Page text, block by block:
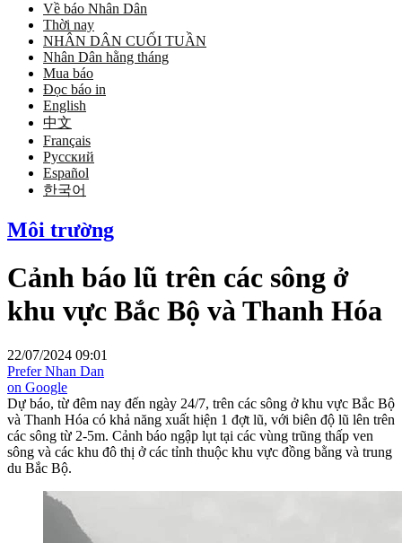
Về báo Nhân Dân
Thời nay
NHÂN DÂN CUỐI TUẦN
Nhân Dân hằng tháng
Mua báo
Đọc báo in
English
中文
Français
Русский
Español
한국어
Môi trường
Cảnh báo lũ trên các sông ở
khu vực Bắc Bộ và Thanh Hóa
22/07/2024 09:01
Prefer Nhan Dan
on Google
Dự báo, từ đêm nay đến ngày 24/7, trên các sông ở khu vực Bắc Bộ
và Thanh Hóa có khả năng xuất hiện 1 đợt lũ, với biên độ lũ lên trên
các sông từ 2-5m. Cảnh báo ngập lụt tại các vùng trũng thấp ven
sông và các khu đô thị ở các tỉnh thuộc khu vực đồng bằng và trung
du Bắc Bộ.